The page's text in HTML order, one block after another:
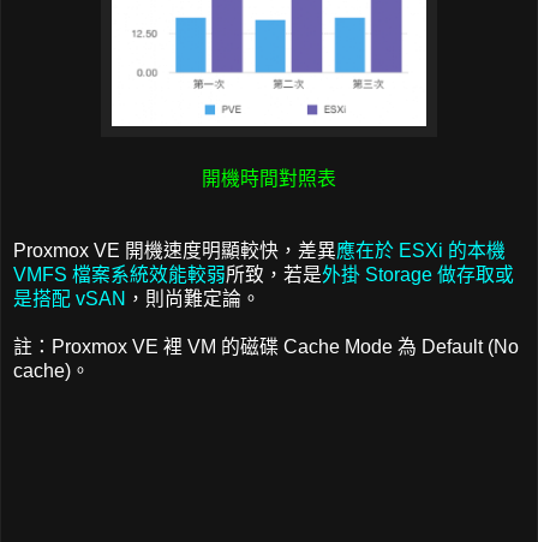
開機時間對照表
Proxmox VE 開機速度明顯較快，差異應在於 ESXi 的本機
VMFS 檔案系統效能較弱所致，若是外掛 Storage 做存取或
是搭配 vSAN ，則尚難定論。
註：Proxmox VE 裡 VM 的磁碟 Cache Mode 為 Default (No
cache)。